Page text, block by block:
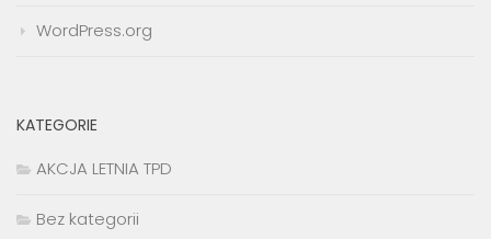
WordPress.org
KATEGORIE
AKCJA LETNIA TPD
Bez kategorii